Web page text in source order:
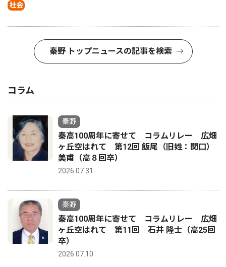
社会
秦野 トップニュースの記事を検索
コラム
秦野
秦高100周年に寄せて コラムリレー 広畑
ヶ丘空はれて 第12回 飯尾（旧姓：関口）
美甫（高８回卒）
2026.07.31
秦野
秦高100周年に寄せて コラムリレー 広畑
ヶ丘空はれて 第11回 石井 隆士（高25回
卒）
2026.07.10